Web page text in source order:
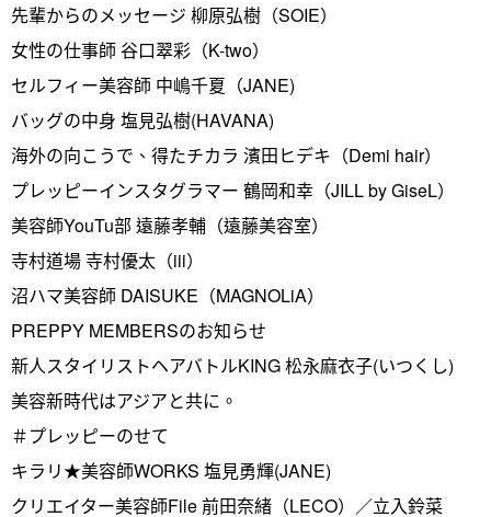
先輩からのメッセージ 柳原弘樹（SOIE）
女性の仕事師 谷口翠彩（K-two）
セルフィー美容師 中嶋千夏（JANE)
バッグの中身 塩見弘樹(HAVANA)
海外の向こうで、得たチカラ 濱田ヒデキ（Demi hair）
プレッピーインスタグラマー 鶴岡和幸（JILL by GiseL）
美容師YouTu部 遠藤孝輔（遠藤美容室）
寺村道場 寺村優太（iii）
沼ハマ美容師 DAISUKE（MAGNOLiA）
PREPPY MEMBERSのお知らせ
新人スタイリストヘアバトルKING 松永麻衣子(いつくし)
美容新時代はアジアと共に。
＃プレッピーのせて
キラリ★美容師WORKS 塩見勇輝(JANE)
クリエイター美容師File 前田奈緒（LECO）／立入鈴菜